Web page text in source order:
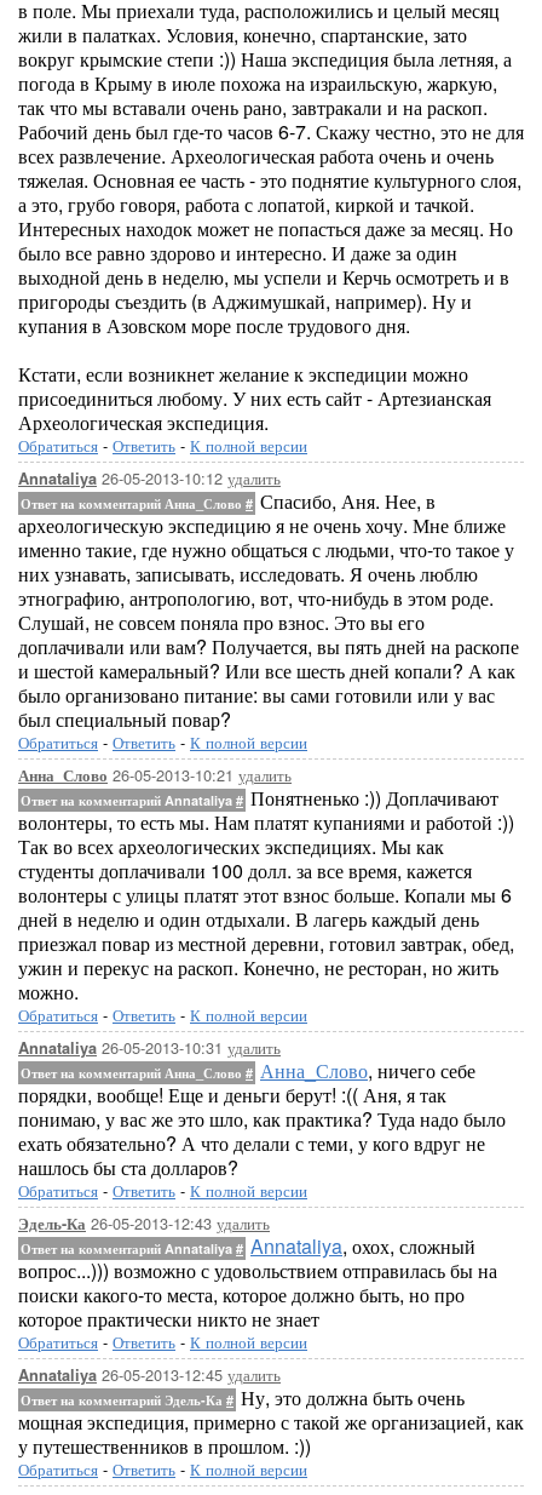
в поле. Мы приехали туда, расположились и целый месяц
жили в палатках. Условия, конечно, спартанские, зато
вокруг крымские степи :)) Наша экспедиция была летняя, а
погода в Крыму в июле похожа на израильскую, жаркую,
так что мы вставали очень рано, завтракали и на раскоп.
Рабочий день был где-то часов 6-7. Скажу честно, это не для
всех развлечение. Археологическая работа очень и очень
тяжелая. Основная ее часть - это поднятие культурного слоя,
а это, грубо говоря, работа с лопатой, киркой и тачкой.
Интересных находок может не попасться даже за месяц. Но
было все равно здорово и интересно. И даже за один
выходной день в неделю, мы успели и Керчь осмотреть и в
пригороды съездить (в Аджимушкай, например). Ну и
купания в Азовском море после трудового дня.
Кстати, если возникнет желание к экспедиции можно
присоединиться любому. У них есть сайт - Артезианская
Археологическая экспедиция.
Обратиться - Ответить - К полной версии
Annataliya 26-05-2013-10:12 удалить
Ответ на комментарий Анна_Слово # Спасибо, Аня. Нее, в
археологическую экспедицию я не очень хочу. Мне ближе
именно такие, где нужно общаться с людьми, что-то такое у
них узнавать, записывать, исследовать. Я очень люблю
этнографию, антропологию, вот, что-нибудь в этом роде.
Слушай, не совсем поняла про взнос. Это вы его
доплачивали или вам? Получается, вы пять дней на раскопе
и шестой камеральный? Или все шесть дней копали? А как
было организовано питание: вы сами готовили или у вас
был специальный повар?
Обратиться - Ответить - К полной версии
Анна_Слово 26-05-2013-10:21 удалить
Ответ на комментарий Annataliya # Понятненько :)) Доплачивают
волонтеры, то есть мы. Нам платят купаниями и работой :))
Так во всех археологических экспедициях. Мы как
студенты доплачивали 100 долл. за все время, кажется
волонтеры с улицы платят этот взнос больше. Копали мы 6
дней в неделю и один отдыхали. В лагерь каждый день
приезжал повар из местной деревни, готовил завтрак, обед,
ужин и перекус на раскоп. Конечно, не ресторан, но жить
можно.
Обратиться - Ответить - К полной версии
Annataliya 26-05-2013-10:31 удалить
Ответ на комментарий Анна_Слово # Анна_Слово, ничего себе
порядки, вообще! Еще и деньги берут! :(( Аня, я так
понимаю, у вас же это шло, как практика? Туда надо было
ехать обязательно? А что делали с теми, у кого вдруг не
нашлось бы ста долларов?
Обратиться - Ответить - К полной версии
Эдель-Ка 26-05-2013-12:43 удалить
Ответ на комментарий Annataliya # Annataliya, охох, сложный
вопрос...))) возможно с удовольствием отправилась бы на
поиски какого-то места, которое должно быть, но про
которое практически никто не знает
Обратиться - Ответить - К полной версии
Annataliya 26-05-2013-12:45 удалить
Ответ на комментарий Эдель-Ка # Ну, это должна быть очень
мощная экспедиция, примерно с такой же организацией, как
у путешественников в прошлом. :))
Обратиться - Ответить - К полной версии